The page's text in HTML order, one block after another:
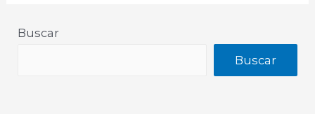
Buscar
Buscar